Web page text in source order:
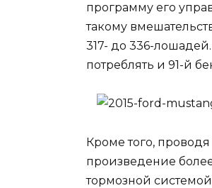
программу его
такому
317- до 336-
потреблять и 91-й
Кроме того,
произведение
тормозной